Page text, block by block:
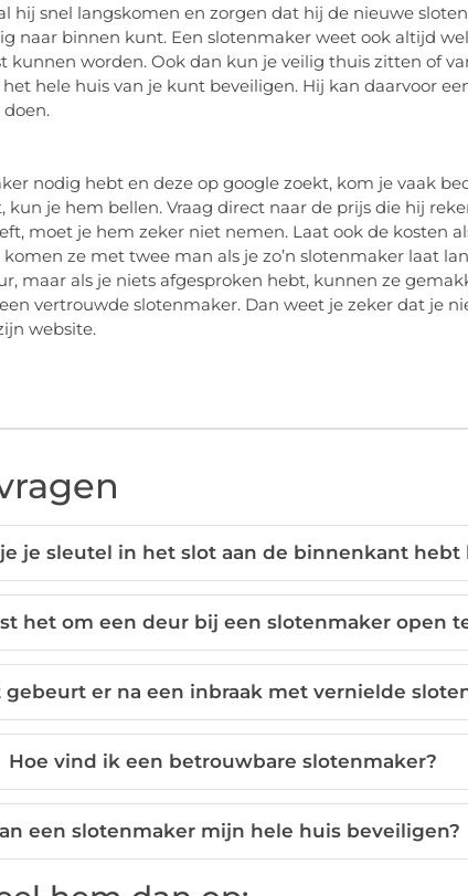
hij snel langskomen en zorgen dat hij de nieuwe
naar binnen kunt. Een slotenmaker weet ook altijd
kunnen worden. Ook dan kun je veilig thuis zitten of
hele huis van je kunt beveiligen. Hij kan daarvoor
nodig hebt en deze op google zoekt, kom je vaak
kun je hem bellen. Vraag direct naar de prijs die hij
moet je hem zeker niet nemen. Laat ook de kosten
ze met twee man als je zo’n slotenmaker laat
maar als je niets afgesproken hebt, kunnen ze
vertrouwde slotenmaker. Dan weet je zeker dat je
website.
je sleutel in het slot aan de binnenkant hebt
het om een deur bij een slotenmaker open
gebeurt er na een inbraak met vernielde
Hoe vind ik een betrouwbare slotenmaker?
een slotenmaker mijn hele huis beveiligen?